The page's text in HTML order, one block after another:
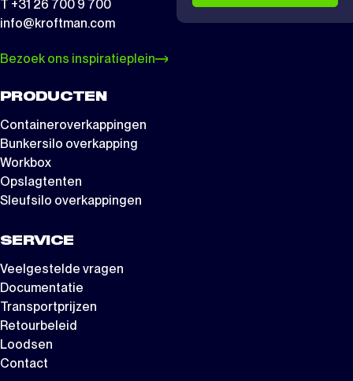
T +31 26 700 9 700
info@kroftman.com
Bezoek ons inspiratieplein
PRODUCTEN
Containeroverkappingen
Bunkersilo overkapping
Workbox
Opslagtenten
Sleufsilo overkappingen
SERVICE
Veelgestelde vragen
Documentatie
Transportprijzen
Retourbeleid
Loodsen
Contact